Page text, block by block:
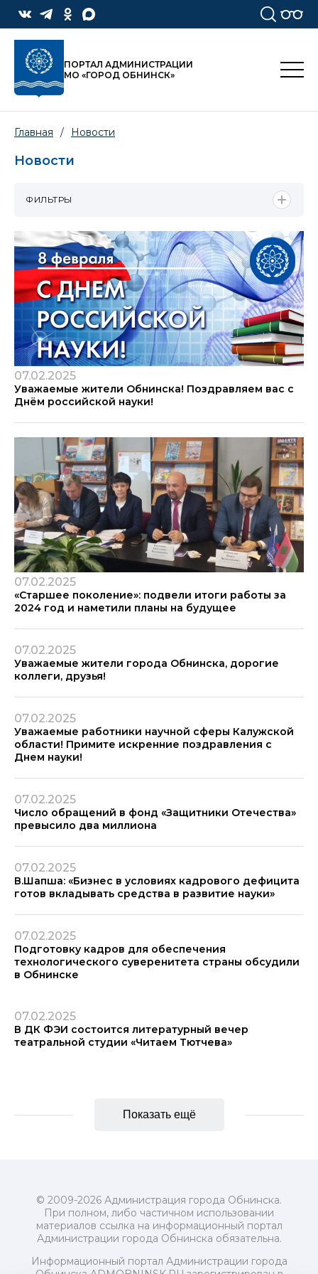
ПОРТАЛ АДМИНИСТРАЦИИ
МО «ГОРОД ОБНИНСК»
Главная / Новости
Новости
07.02.2025
Уважаемые жители Обнинска! Поздравляем вас с
Днём российской науки!
07.02.2025
«Старшее поколение»: подвели итоги работы за
2024 год и наметили планы на будущее
07.02.2025
Уважаемые жители города Обнинска, дорогие
коллеги, друзья!
07.02.2025
Уважаемые работники научной сферы Калужской
области! Примите искренние поздравления с
Днем науки!
07.02.2025
Число обращений в фонд «Защитники Отечества»
превысило два миллиона
07.02.2025
В.Шапша: «Бизнес в условиях кадрового дефицита
готов вкладывать средства в развитие науки»
07.02.2025
Подготовку кадров для обеспечения
технологического суверенитета страны обсудили
в Обнинске
07.02.2025
В ДК ФЭИ состоится литературный вечер
театральной студии «Читаем Тютчева»
Показать ещё
ФИЛЬТРЫ
© 2009-2026 Администрация города Обнинска.
При полном, либо частичном использовании
материалов ссылка на информационный портал
Администрации города Обнинска обязательна.
Информационный портал Администрации города